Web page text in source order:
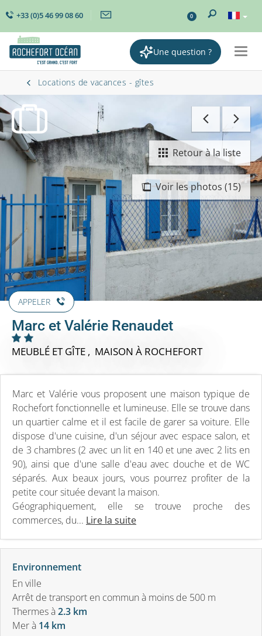
+33 (0)5 46 99 08 60 0
Une question ?
Locations de vacances - gîtes
Voir les photos (15)
Retour à la liste
APPELER
Marc et Valérie Renaudet
MEUBLÉ ET GÎTE , MAISON À ROCHEFORT
Marc et Valérie vous proposent une maison typique de
Rochefort fonctionnelle et lumineuse. Elle se trouve dans
un quartier calme et il est facile de garer sa voiture. Elle
dispose d'une cuisine, d'un séjour avec espace salon, et
de 3 chambres (2 avec un lit en 140 et une avec 2 lits en
90), ainsi que d'une salle d'eau avec douche et de WC
séparés. Aux beaux jours, vous pourrez profiter de la
petite cour située devant la maison.
Géographiquement, elle se trouve proche des
commerces, du... Lire la suite
Environnement
En ville
Arrêt de transport en commun à moins de 500 m
Thermesà2.3 km
Merà 14 km